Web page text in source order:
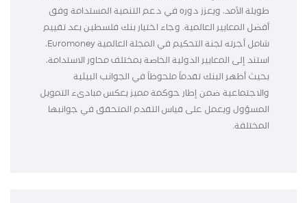
طويلة الأمد، ويعزز دوره في دعم التنمية المستدامة وفق
أفضل المعايير العالمية. وجاء اختيار بنك فلسطين بعد تقييم
شامل أجرته لجنة التحكيم في المجلة العالمية Euromoney،
استند إلى المعايير الدولية الخاصة بمختلف محاور الاستدامة،
بحيث أظهر البنك تقدماً ملحوظاً في الجوانب البيئية
والاجتماعية ضمن إطار حوكمة مميز يعكس مبادىء التمويل
المسؤول ويعمل على قياس التقدم المتحقق في جوانبها
المختلفة.